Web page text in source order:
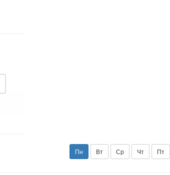
Пн Вт Ср Чт Пт